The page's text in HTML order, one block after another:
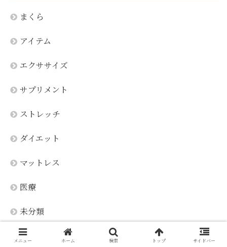
まくら
アイテム
エクササイズ
サプリメント
ストレッチ
ダイエット
マットレス
医療
未分類
睡眠
メニュー ホーム 検索 トップ サイドバー